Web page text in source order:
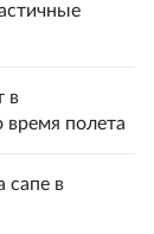
в
время полета
сапе в